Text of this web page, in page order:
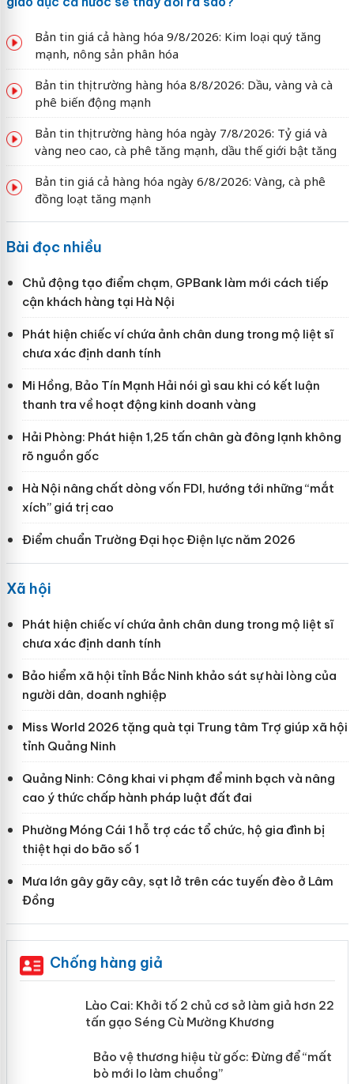
Bản tin giá cả hàng hóa 9/8/2026: Kim loại quý tăng
mạnh, nông sản phân hóa
Bản tin thị trường hàng hóa 8/8/2026: Dầu, vàng và cà
phê biến động mạnh
Bản tin thị trường hàng hóa ngày 7/8/2026: Tỷ giá và
vàng neo cao, cà phê tăng mạnh, dầu thế giới bật tăng
Bản tin giá cả hàng hóa ngày 6/8/2026: Vàng, cà phê
đồng loạt tăng mạnh
Bài đọc nhiều
Chủ động tạo điểm chạm, GPBank làm mới cách tiếp
cận khách hàng tại Hà Nội
Phát hiện chiếc ví chứa ảnh chân dung trong mộ liệt sĩ
chưa xác định danh tính
Mi Hồng, Bảo Tín Mạnh Hải nói gì sau khi có kết luận
thanh tra về hoạt động kinh doanh vàng
Hải Phòng: Phát hiện 1,25 tấn chân gà đông lạnh không
rõ nguồn gốc
Hà Nội nâng chất dòng vốn FDI, hướng tới những “mắt
xích” giá trị cao
Điểm chuẩn Trường Đại học Điện lực năm 2026
Xã hội
Phát hiện chiếc ví chứa ảnh chân dung trong mộ liệt sĩ
chưa xác định danh tính
Bảo hiểm xã hội tỉnh Bắc Ninh khảo sát sự hài lòng của
người dân, doanh nghiệp
Miss World 2026 tặng quà tại Trung tâm Trợ giúp xã hội
tỉnh Quảng Ninh
Quảng Ninh: Công khai vi phạm để minh bạch và nâng
cao ý thức chấp hành pháp luật đất đai
Phường Móng Cái 1 hỗ trợ các tổ chức, hộ gia đình bị
thiệt hại do bão số 1
Mưa lớn gây gãy cây, sạt lở trên các tuyến đèo ở Lâm
Đồng
Chống hàng giả
Lào Cai: Khởi tố 2 chủ cơ sở làm giả
hơn 22 tấn gạo Séng Cù Mường